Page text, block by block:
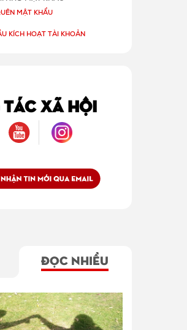
MẬT KHẨU
KÍCH HOẠT TÀI KHOẢN
XÃ HỘI
ĐỌC NHIỀU